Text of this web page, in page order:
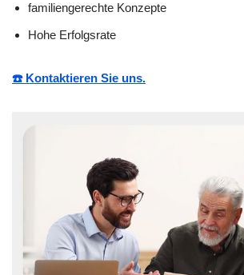
familiengerechte Konzepte
Hohe Erfolgsrate
☎️ Kontaktieren Sie uns.